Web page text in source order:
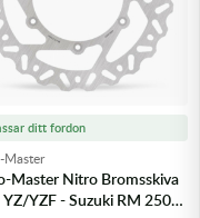
ditt fordon
Master Nitro Bromsskiva
YZF - Suzuki RM 250